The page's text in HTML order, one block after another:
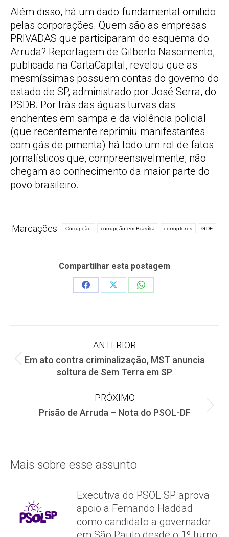
Além disso, há um dado fundamental omitido
pelas corporações. Quem são as empresas
PRIVADAS que participaram do esquema do
Arruda? Reportagem de Gilberto Nascimento,
publicada na CartaCapital, revelou que as
mesmíssimas possuem contas do governo do
estado de SP, administrado por José Serra, do
PSDB. Por trás das águas turvas das
enchentes em sampa e da violência policial
(que recentemente reprimiu manifestantes
com gás de pimenta) há todo um rol de fatos
jornalísticos que, compreensivelmente, não
chegam ao conhecimento da maior parte do
povo brasileiro.
Marcações: Corrupção corrupção em Brasília corruptores GDF
Compartilhar esta postagem
Share
Share
Share
Navegação
de
ANTERIOR
Post
anterior:
Em ato contra criminalização, MST anuncia
soltura de Sem Terra em SP
PRÓXIMO
Próximo
Prisão de Arruda – Nota do PSOL-DF
Mais sobre esse assunto
Executiva do PSOL SP aprova
apoio a Fernando Haddad
como candidato a governador